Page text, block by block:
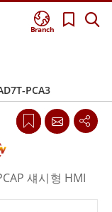
Branch
PCA3
섀시형 HMI